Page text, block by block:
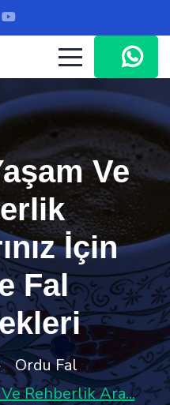
Ve
İçin
Fal
Ordu Fal
Rehberlik Ara...